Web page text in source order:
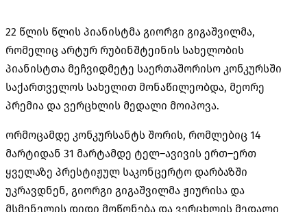
22 წლის წლის პიანისტმა გიორგი გიგაშვილმა,
რომელიც არტურ რუბინშტეინის სახელობის
პიანისტთა მეჩვიდმეტე საერთაშორისო კონკურსში
საქართველოს სახელით მონაწილეობდა, მეორე
პრემია და ვერცხლის მედალი მოიპოვა.
ორმოცამდე კონკურსანტს შორის, რომლებიც 14
მარტიდან 31 მარტამდე ტელ–ავივის ერთ–ერთ
ყველაზე პრესტიჟულ საკონცერტო დარბაზში
უკრავდნენ, გიორგი გიგაშვილმა ჟიურისა და
მსმენელის დიდი მოწონება და ვერცხლის მედალი